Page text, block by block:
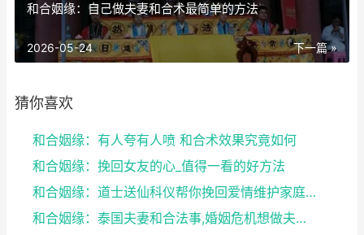
和合姻缘：自己做夫妻和合术最简单的方法
下一篇 »
2026-05-24
猜你喜欢
和合姻缘：有人夸有人喷 和合术效果究竟如何
和合姻缘：挽回女友的心_值得一看的好方法
和合姻缘：道士送仙科仪帮你挽回爱情维护家庭完整
和合姻缘：泰国夫妻和合法事,婚姻危机想做夫妻和合法...